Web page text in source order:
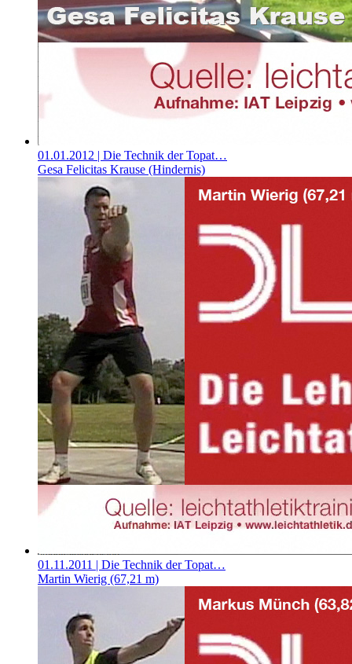
01.01.2012 | Die Technik der Topat…
Gesa Felicitas Krause (Hindernis)
01.11.2011 | Die Technik der Topat…
Martin Wierig (67,21 m)